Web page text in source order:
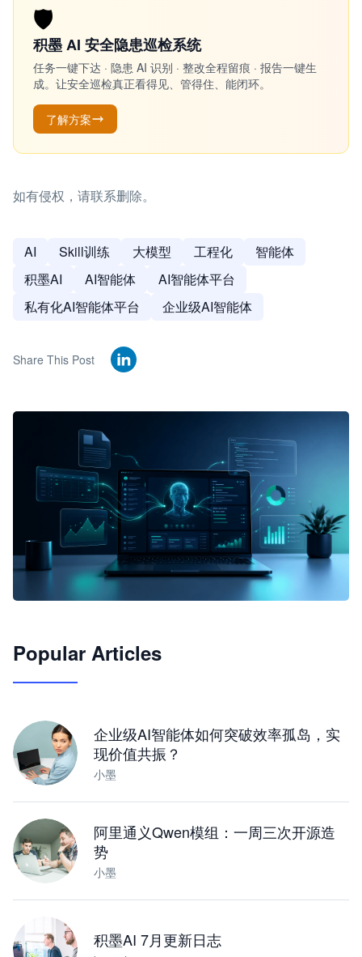
🛡️
积墨 AI 安全隐患巡检系统
任务一键下达 · 隐患 AI 识别 · 整改全程留痕 · 报告一键生
成。让安全巡检真正看得见、管得住、能闭环。
了解方案
如有侵权，请联系删除。
AI Skill训练 大模型 工程化
智能体
积墨AI
AI智能体
AI智能体平台
私有化AI智能体平台
企业级AI智能体
Share This Post
JimoClaw 桌面 AI Agent 工作台
Popular Articles
企业级AI智能体如何突破效率孤岛，实
现价值共振？
小墨
阿里通义Qwen模组：一周三次开源造
势
小墨
积墨AI 7月更新日志